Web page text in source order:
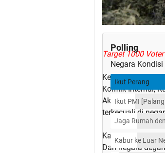
Target 1000
Kestabilitasan
Konflik Internal,
Aksi Separatis
terkecuali di
Kalaupun suatau
Dan negara
Polling
Negara
Ikut Perang
Ikut PMI
Jaga Rumah
Kabur ke Luar